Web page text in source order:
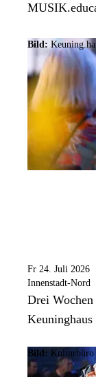
Bild:
Fr 24. Juli 2026
Innenstadt-Nord
Drei
Keuninghaus
Bild: Kulturbüro